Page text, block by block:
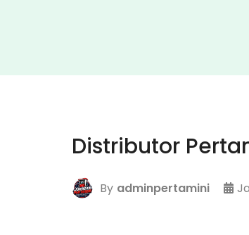
Distributor
By adminpertamini